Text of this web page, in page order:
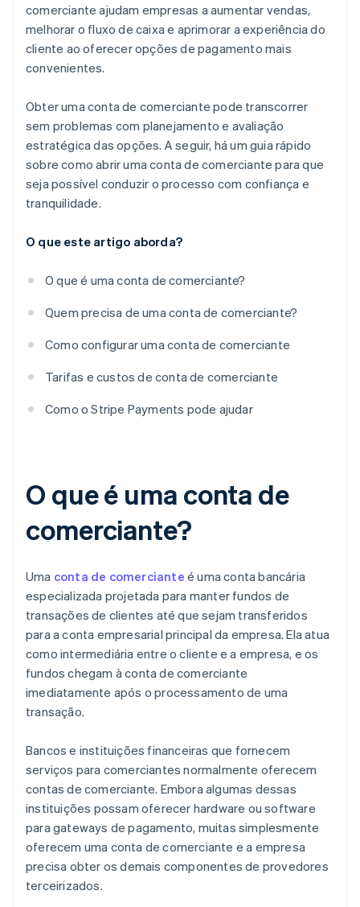
comerciante ajudam empresas a aumentar vendas,
melhorar o fluxo de caixa e aprimorar a experiência do
cliente ao oferecer opções de pagamento mais
convenientes.
Obter uma conta de comerciante pode transcorrer
sem problemas com planejamento e avaliação
estratégica das opções. A seguir, há um guia rápido
sobre como abrir uma conta de comerciante para que
seja possível conduzir o processo com confiança e
tranquilidade.
O que este artigo aborda?
O que é uma conta de comerciante?
Quem precisa de uma conta de comerciante?
Como configurar uma conta de comerciante
Tarifas e custos de conta de comerciante
Como o Stripe Payments pode ajudar
O que é uma conta de
comerciante?
Uma conta de comerciante é uma conta bancária
especializada projetada para manter fundos de
transações de clientes até que sejam transferidos
para a conta empresarial principal da empresa. Ela atua
como intermediária entre o cliente e a empresa, e os
fundos chegam à conta de comerciante
imediatamente após o processamento de uma
transação.
Bancos e instituições financeiras que fornecem
serviços para comerciantes normalmente oferecem
contas de comerciante. Embora algumas dessas
instituições possam oferecer hardware ou software
para gateways de pagamento, muitas simplesmente
oferecem uma conta de comerciante e a empresa
precisa obter os demais componentes de provedores
terceirizados.